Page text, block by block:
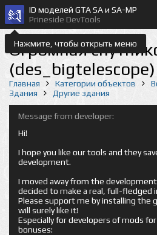
Нажмите, чтобы открыть меню
ID моделей GTA SA и SA-MP
Prineside DevTools
Огромная
Главная Категории объектов
Здания
Другие здания
Message from developer:
Hi!
I hope you like our tools and they
development.
I moved away from the
decided to make a real, full-fledged
Please support me by installing the
will surely like it!
Especially for developers of mods
bonuses: